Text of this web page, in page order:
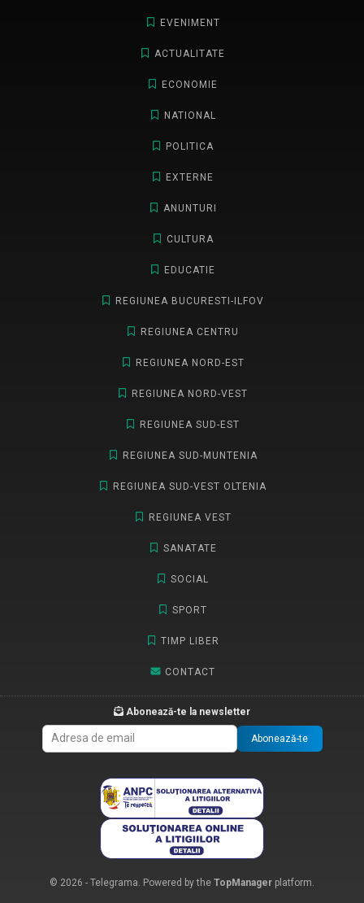
EVENIMENT
ACTUALITATE
ECONOMIE
NATIONAL
POLITICA
EXTERNE
ANUNTURI
CULTURA
EDUCATIE
REGIUNEA BUCURESTI-ILFOV
REGIUNEA CENTRU
REGIUNEA NORD-EST
REGIUNEA NORD-VEST
REGIUNEA SUD-EST
REGIUNEA SUD-MUNTENIA
REGIUNEA SUD-VEST OLTENIA
REGIUNEA VEST
SANATATE
SOCIAL
SPORT
TIMP LIBER
CONTACT
Abonează-te la newsletter
Abonează-te
© 2026 - Telegrama. Powered by the TopManager platform.